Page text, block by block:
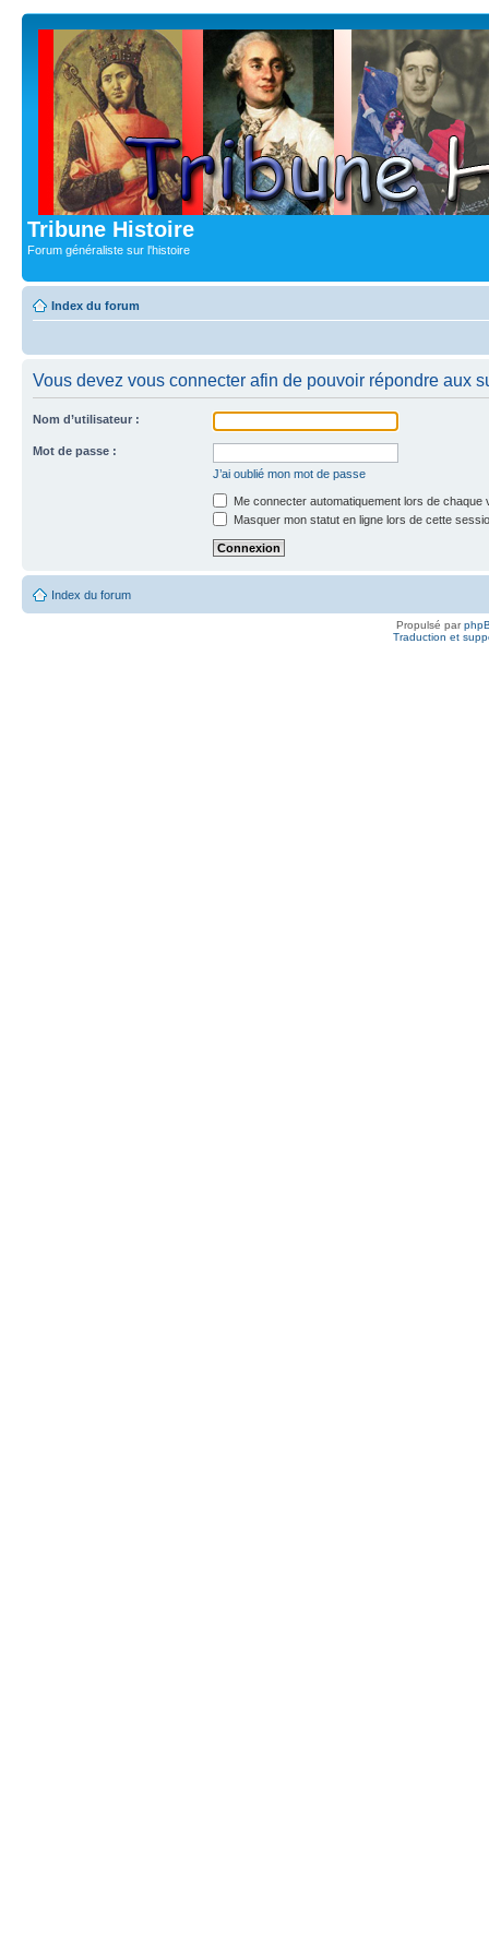
Tribune Histoire
Forum généraliste sur l'histoire
Index du forum
Vous devez vous connecter afin de pouvoir répondre aux
Nom d’utilisateur :
Mot de passe :
J’ai oublié mon mot de passe
Me connecter automatiquement lors de chaque
Masquer mon statut en ligne lors de cette
Index du forum
Propulsé par
Traduction et